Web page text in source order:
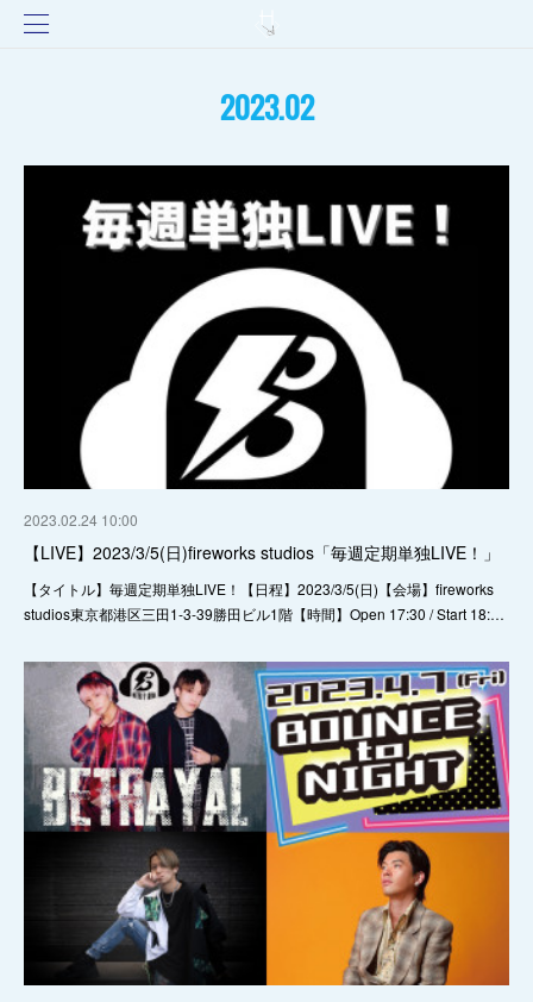
2023.02
2023.02.24 10:00
【LIVE】2023/3/5(日)fireworks studios「毎週定期単独LIVE！」
【タイトル】毎週定期単独LIVE！【日程】2023/3/5(日)【会場】fireworks
studios東京都港区三田1-3-39勝田ビル1階【時間】Open 17:30 / Start 18:…